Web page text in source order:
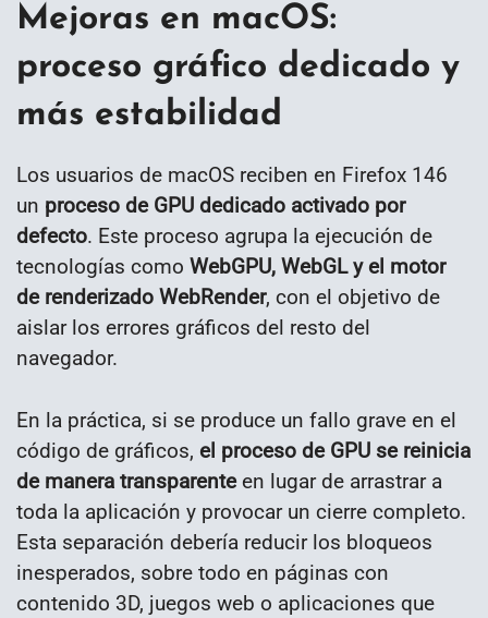
Mejoras en macOS:
proceso gráfico dedicado y
más estabilidad
Los usuarios de macOS reciben en Firefox 146
un proceso de GPU dedicado activado por
defecto. Este proceso agrupa la ejecución de
tecnologías como WebGPU, WebGL y el motor
de renderizado WebRender, con el objetivo de
aislar los errores gráficos del resto del
navegador.
En la práctica, si se produce un fallo grave en el
código de gráficos, el proceso de GPU se reinicia
de manera transparenteen lugar de arrastrar a
toda la aplicación y provocar un cierre completo.
Esta separación debería reducir los bloqueos
inesperados, sobre todo en páginas con
contenido 3D, juegos web o aplicaciones que